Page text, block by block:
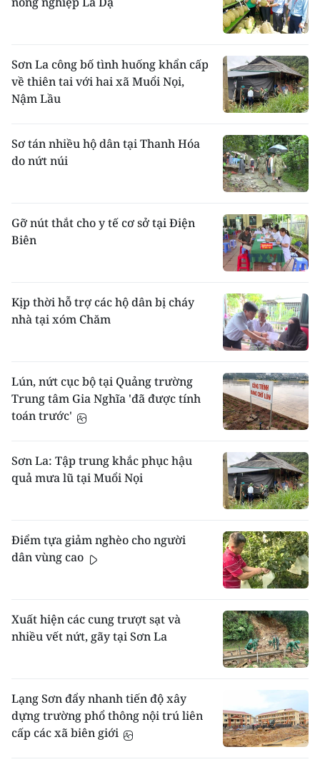
Sơn La công bố tình huống khẩn cấp
về thiên tai với hai xã Muổi Nọi,
Nậm Lầu
Sơ tán nhiều hộ dân tại Thanh Hóa
do nứt núi
Gỡ nút thắt cho y tế cơ sở tại Điện
Biên
Kịp thời hỗ trợ các hộ dân bị cháy
nhà tại xóm Chăm
Lún, nứt cục bộ tại Quảng trường
Trung tâm Gia Nghĩa 'đã được tính
toán trước'
Sơn La: Tập trung khắc phục hậu
quả mưa lũ tại Muổi Nọi
Điểm tựa giảm nghèo cho người
dân vùng cao
Xuất hiện các cung trượt sạt và
nhiều vết nứt, gãy tại Sơn La
Lạng Sơn đẩy nhanh tiến độ xây
dựng trường phổ thông nội trú liên
cấp các xã biên giới